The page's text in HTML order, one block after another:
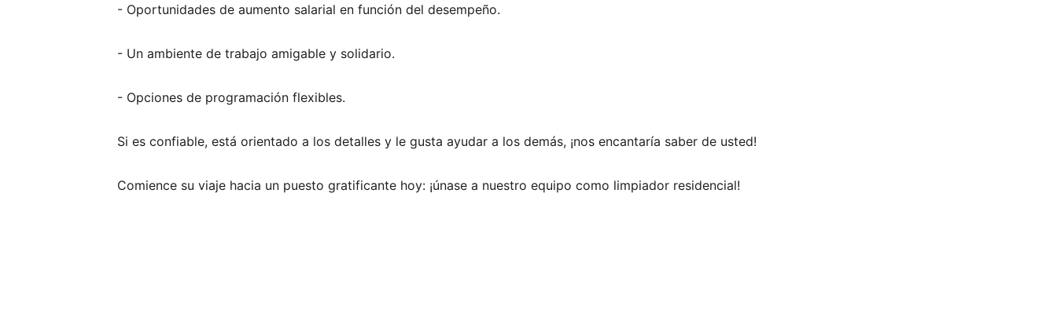
- Oportunidades de aumento salarial en función del desempeño.
- Un ambiente de trabajo amigable y solidario.
- Opciones de programación flexibles.
Si es confiable, está orientado a los detalles y le gusta ayudar a los demás, ¡nos encantaría saber de usted!
Comience su viaje hacia un puesto gratificante hoy: ¡únase a nuestro equipo como limpiador residencial!